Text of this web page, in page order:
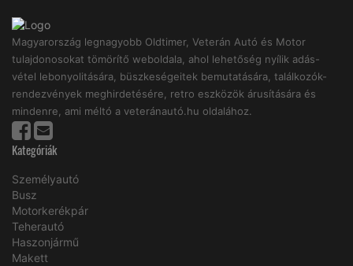
Magyarország legnagyobb Oldtimer, Veterán Autó és Motor
tulajdonosokat tömörítő weboldala, ahol lehetőség nyílik adás-
vétel lebonyolitására, büszkeségeitek bemutatására, találkozók-
rendezvények meghirdetésére, retro eszközök árusítására és
mindenre, ami méltó a veteránautó.hu oldalához.
Kategóriák
Személyautó
Busz
Motorkerékpár
Teherautó
Haszonjármű
Makett